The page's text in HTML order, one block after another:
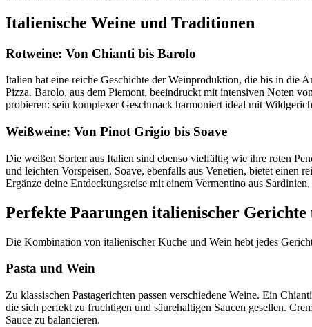
Italienische Weine und Traditionen
Rotweine: Von Chianti bis Barolo
Italien hat eine reiche Geschichte der Weinproduktion, die bis in die
Pizza. Barolo, aus dem Piemont, beeindruckt mit intensiven Noten
probieren: sein komplexer Geschmack harmoniert ideal mit
Weißweine: Von Pinot Grigio bis Soave
Die weißen Sorten aus Italien sind ebenso vielfältig wie ihre roten
und leichten Vorspeisen. Soave, ebenfalls aus Venetien, bietet
Ergänze deine Entdeckungsreise mit einem Vermentino aus
Perfekte Paarungen italienischer Gerichte
Die Kombination von italienischer Küche und Wein hebt jedes
Pasta und Wein
Zu klassischen Pastagerichten passen verschiedene Weine. Ein
die sich perfekt zu fruchtigen und säurehaltigen Saucen gesellen.
Sauce zu balancieren.